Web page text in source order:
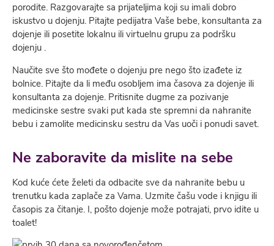
porodite. Razgovarajte sa prijatelјima koji su imali dobro
iskustvo u dojenju. Pitajte pedijatra Vaše bebe, konsultanta za
dojenje ili posetite lokalnu ili virtuelnu grupu za podršku
dojenju .
Naučite sve što mođete o dojenju pre nego što izađete iz
bolnice. Pitajte da li među osoblјem ima časova za dojenje ili
konsultanta za dojenje. Pritisnite dugme za pozivanje
medicinske sestre svaki put kada ste spremni da nahranite
bebu i zamolite medicinsku sestru da Vas uoči i ponudi savet.
Ne zaboravite da mislite na sebe
Kod kuće ćete želeti da odbacite sve da nahranite bebu u
trenutku kada zaplače za Vama. Uzmite čašu vode i knjigu ili
časopis za čitanje. I, pošto dojenje može potrajati, prvo idite u
toalet!